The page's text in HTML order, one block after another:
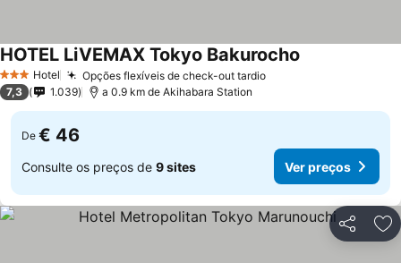
3 EstrelasHotel Opções flexíveis de check-out tardio
HOTEL LiVEMAX Tokyo Bakurocho
7,3 1.039 a 0.9 km de Akihabara Station
De € 46
Consulte os preços de 9 sites Ver preços
Partilhar